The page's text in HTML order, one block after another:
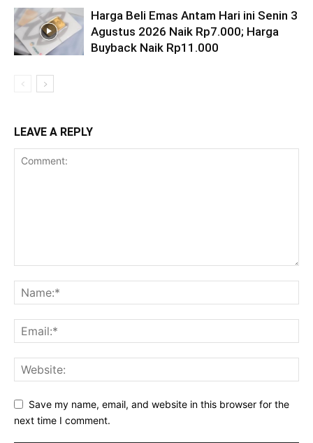
Harga Beli Emas Antam Hari ini Senin 3
Agustus 2026 Naik Rp7.000; Harga
Buyback Naik Rp11.000
LEAVE A REPLY
Save my name, email, and website in this browser for the
next time I comment.